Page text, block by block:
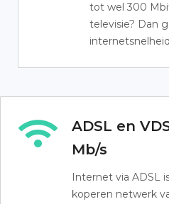
tot wel 300
televisie? Dan
ADSL en
Mb/s
Internet via ADSL
koperen netwerk